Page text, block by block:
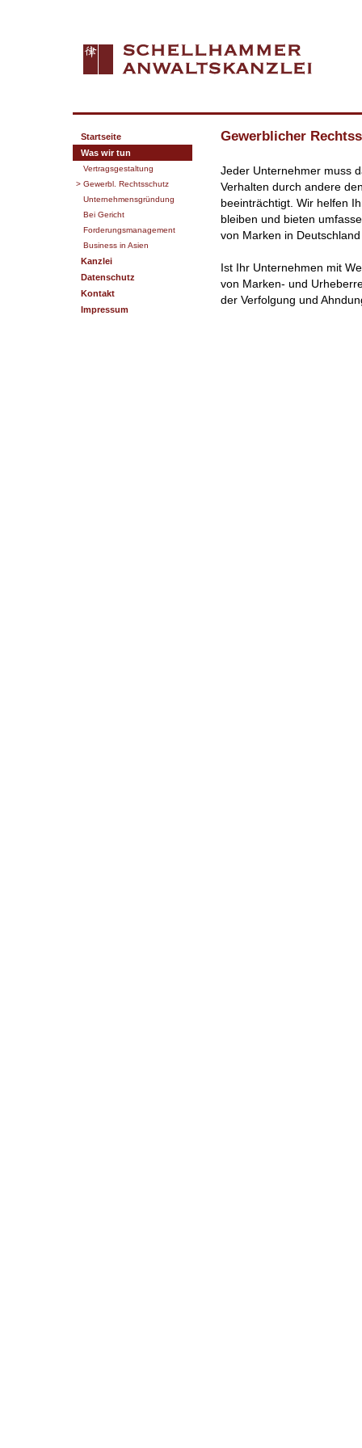
Startseite
Was wir tun
Vertragsgestaltung
> Gewerbl. Rechtsschutz
Unternehmensgründung
Bei Gericht
Forderungsmanagement
Business in Asien
Kanzlei
Datenschutz
Kontakt
Impressum
Gewerblicher
Jeder Unternehmer muss
Verhalten durch andere
beeinträchtigt. Wir helfen
bleiben und bieten
von Marken in
Ist Ihr Unternehmen mit
von Marken- und
der Verfolgung und